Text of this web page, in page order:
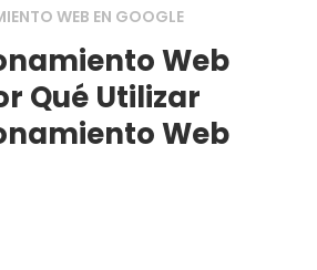
WEB EN GOOGLE
Web
Qué Utilizar
Web